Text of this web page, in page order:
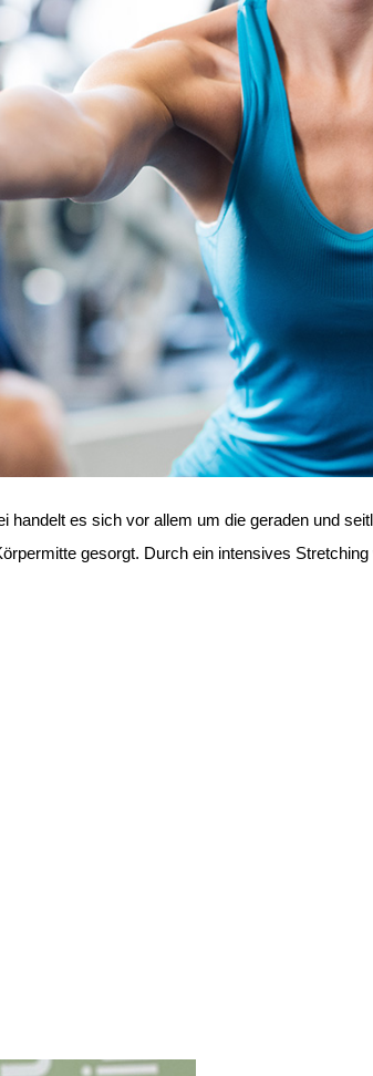
handelt es sich vor allem um die geraden und
gesorgt. Durch ein intensives